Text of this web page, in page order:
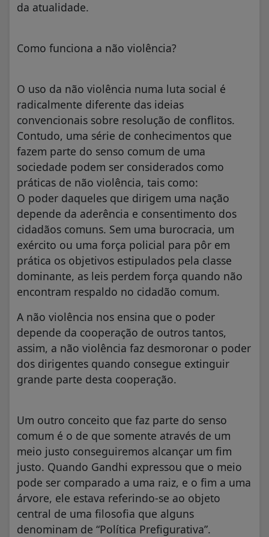
da atualidade.
Como funciona a não violência?
O uso da não violência numa luta social é
radicalmente diferente das ideias
convencionais sobre resolução de conflitos.
Contudo, uma série de conhecimentos que
fazem parte do senso comum de uma
sociedade podem ser considerados como
práticas de não violência, tais como:
O poder daqueles que dirigem uma nação
depende da aderência e consentimento dos
cidadãos comuns. Sem uma burocracia, um
exército ou uma força policial para pôr em
prática os objetivos estipulados pela classe
dominante, as leis perdem força quando não
encontram respaldo no cidadão comum.
A não violência nos ensina que o poder
depende da cooperação de outros tantos,
assim, a não violência faz desmoronar o poder
dos dirigentes quando consegue extinguir
grande parte desta cooperação.
Um outro conceito que faz parte do senso
comum é o de que somente através de um
meio justo conseguiremos alcançar um fim
justo. Quando Gandhi expressou que o meio
pode ser comparado a uma raiz, e o fim a uma
árvore, ele estava referindo-se ao objeto
central de uma filosofia que alguns
denominam de “Política Prefigurativa”.